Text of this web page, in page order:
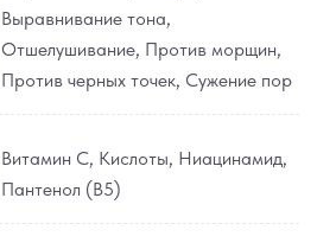
Выравнивание тона,
Отшелушивание, Против морщин,
Против черных точек,Сужение пор
Витамин С, Кислоты, Ниацинамид,
Пантенол (В5)